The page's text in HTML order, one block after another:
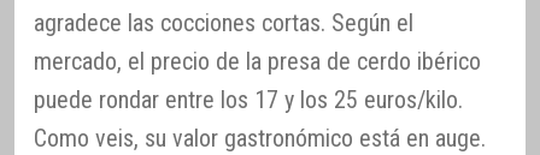
agradece las cocciones cortas. Según el
mercado, el precio de la presa de cerdo ibérico
puede rondar entre los 17 y los 25 euros/kilo.
Como veis, su valor gastronómico está en auge.